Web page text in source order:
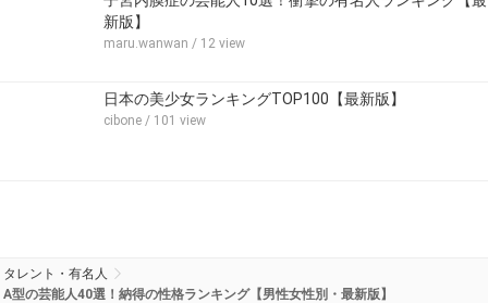
新版】
maru.wanwan / 12 view
日本の美少女ランキングTOP100【最新版】
cibone / 101 view
タレント・有名人
A型の芸能人40選！納得の性格ランキング【男性女性別・最新版】